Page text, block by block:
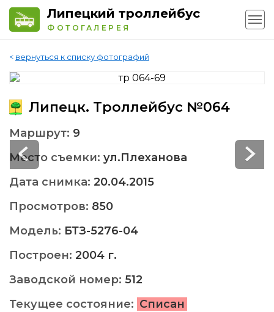
Липецкий троллейбус
ФОТОГАЛЕРЕЯ
< вернуться к списку фотографий
Липецк. Троллейбус №064
Маршрут: 9
Место съемки: ул.Плеханова
Дата снимка: 20.04.2015
Просмотров: 850
Модель: БТЗ-5276-04
Построен: 2004 г.
Заводской номер: 512
Текущее состояние: Списан